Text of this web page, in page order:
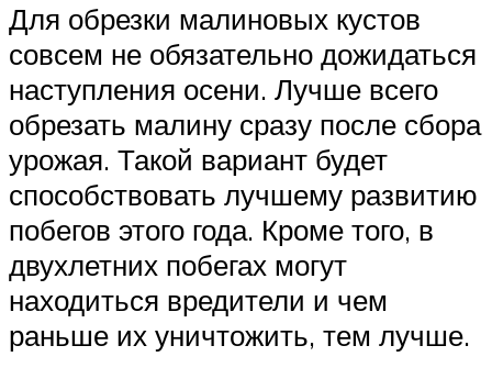
Для обрезки малиновых кустов
совсем не обязательно дожидаться
наступления осени. Лучше всего
обрезать малину сразу после сбора
урожая. Такой вариант будет
способствовать лучшему развитию
побегов этого года. Кроме того, в
двухлетних побегах могут
находиться вредители и чем
раньше их уничтожить, тем лучше.